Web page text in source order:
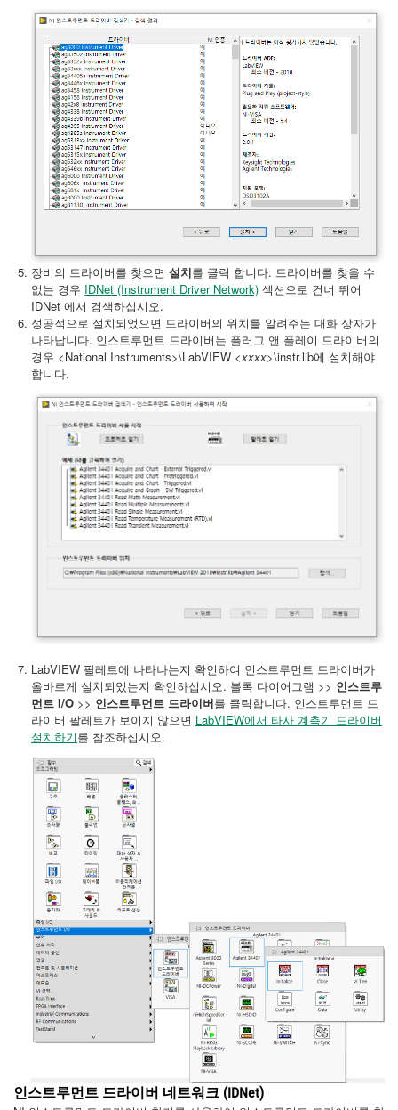
장비의 드라이버를 찾으면 설치를 클릭 합니다. 드라이버를 찾을 수
없는 경우 IDNet (Instrument Driver Network) 섹션으로 건너 뛰어
IDNet 에서 검색하십시오.
성공적으로 설치되었으면 드라이버의 위치를 알려주는 대화 상자가
나타납니다. 인스트루먼트 드라이버는 플러그 앤 플레이 드라이버의
경우 <National Instruments>\LabVIEW <xxxx>\instr.lib에 설치해야
합니다.
LabVIEW 팔레트에 나타나는지 확인하여 인스트루먼트 드라이버가
올바르게 설치되었는지 확인하십시오. 블록 다이어그램 >> 인스트루
먼트 I/O >> 인스트루먼트 드라이버를 클릭합니다. 인스트루먼트 드
라이버 팔레트가 보이지 않으면 LabVIEW에서 타사 계측기 드라이버
설치하기를 참조하십시오.
인스트루먼트 드라이버 네트워크 (IDNet)